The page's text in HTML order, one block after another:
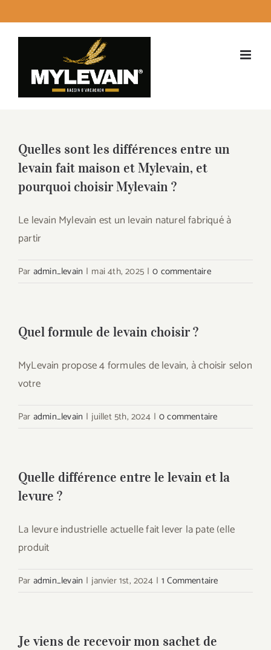
au
Quelles sont les différences entre un
levain fait maison et Mylevain, et
pourquoi choisir Mylevain ?
Le levain Mylevain est un levain naturel fabriqué à
partir
Par admin_levain | mai 4th, 2025 | 0 commentaire
Quel formule de levain choisir ?
MyLevain propose 4 formules de levain, à choisir selon
votre
Par admin_levain | juillet 5th, 2024 | 0 commentaire
Quelle différence entre le levain et la
levure ?
La levure industrielle actuelle fait lever la pate (elle
produit
Par admin_levain | janvier 1st, 2024 | 1 Commentaire
Je viens de recevoir mon sachet de